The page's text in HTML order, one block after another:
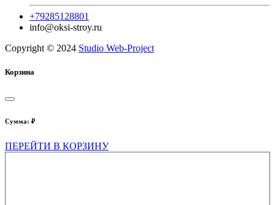
+79285128801
info@oksi-stroy.ru
Copyright © 2024 Studio Web-Project
Корзина
Сумма: ₽
ПЕРЕЙТИ В КОРЗИНУ